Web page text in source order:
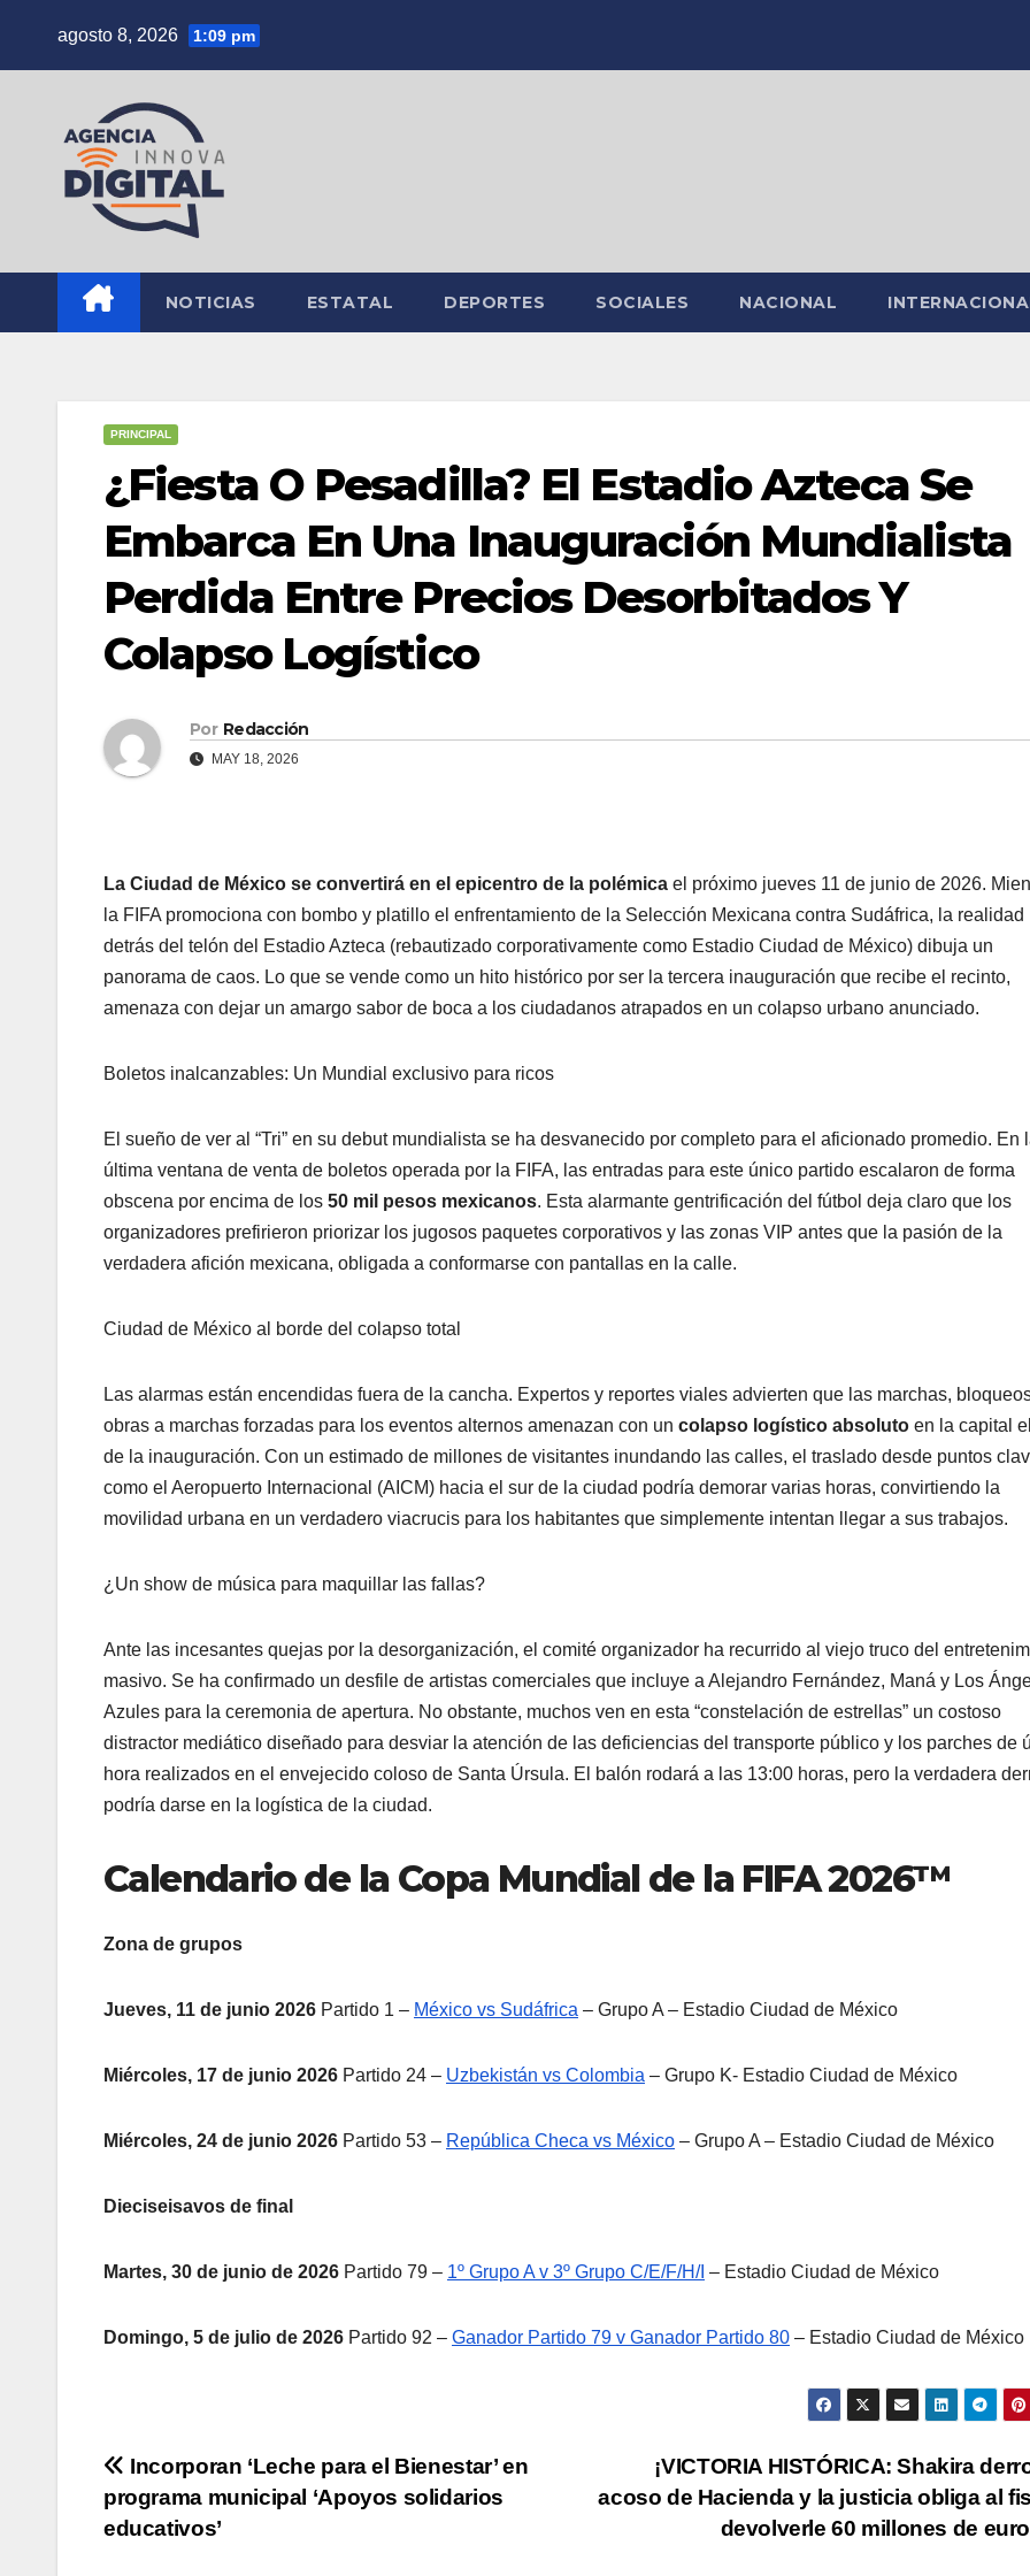
agosto 8, 2026 1:09 pm
NOTICIAS ESTATAL DEPORTES SOCIALES NACIONAL
PRINCIPAL
¿Fiesta O Pesadilla? El Estadio Azteca Se
Embarca En Una Inauguración Mundialista
Perdida Entre Precios Desorbitados Y
Colapso Logístico
Por Redacción
MAY 18, 2026
La Ciudad de México se convertirá en el epicentro de la polémica el próximo jueves 11 de junio de 2026.
la FIFA promociona con bombo y platillo el enfrentamiento de la Selección Mexicana contra Sudáfrica, la realidad
detrás del telón del Estadio Azteca (rebautizado corporativamente como Estadio Ciudad de México) dibuja un
panorama de caos. Lo que se vende como un hito histórico por ser la tercera inauguración que recibe el recinto,
amenaza con dejar un amargo sabor de boca a los ciudadanos atrapados en un colapso urbano anunciado.
Boletos inalcanzables: Un Mundial exclusivo para ricos
El sueño de ver al “Tri” en su debut mundialista se ha desvanecido por completo para el aficionado promedio. En
última ventana de venta de boletos operada por la FIFA, las entradas para este único partido escalaron de forma
obscena por encima de los 50 mil pesos mexicanos. Esta alarmante gentrificación del fútbol deja claro que los
organizadores prefirieron priorizar los jugosos paquetes corporativos y las zonas VIP antes que la pasión de la
verdadera afición mexicana, obligada a conformarse con pantallas en la calle.
Ciudad de México al borde del colapso total
Las alarmas están encendidas fuera de la cancha. Expertos y reportes viales advierten que las marchas,
obras a marchas forzadas para los eventos alternos amenazan con un colapso logístico absoluto en la capital
de la inauguración. Con un estimado de millones de visitantes inundando las calles, el traslado desde puntos
como el Aeropuerto Internacional (AICM) hacia el sur de la ciudad podría demorar varias horas, convirtiendo la
movilidad urbana en un verdadero viacrucis para los habitantes que simplemente intentan llegar a sus trabajos.
¿Un show de música para maquillar las fallas?
Ante las incesantes quejas por la desorganización, el comité organizador ha recurrido al viejo truco del
masivo. Se ha confirmado un desfile de artistas comerciales que incluye a Alejandro Fernández, Maná y Los
Azules para la ceremonia de apertura. No obstante, muchos ven en esta “constelación de estrellas” un costoso
distractor mediático diseñado para desviar la atención de las deficiencias del transporte público y los parches de
hora realizados en el envejecido coloso de Santa Úrsula. El balón rodará a las 13:00 horas, pero la verdadera
podría darse en la logística de la ciudad.
Calendario de la Copa Mundial de la FIFA 2026™
Zona de grupos
Jueves, 11 de junio 2026 Partido 1 – México vs Sudáfrica – Grupo A – Estadio Ciudad de México
Miércoles, 17 de junio 2026 Partido 24 – Uzbekistán vs Colombia – Grupo K- Estadio Ciudad de México
Miércoles, 24 de junio 2026 Partido 53 – República Checa vs México – Grupo A – Estadio Ciudad de México
Dieciseisavos de final
Martes, 30 de junio de 2026 Partido 79 – 1º Grupo A v 3º Grupo C/E/F/H/I – Estadio Ciudad de México
Domingo, 5 de julio de 2026 Partido 92 – Ganador Partido 79 v Ganador Partido 80 – Estadio Ciudad de México
Navegación
de
¡VICTORIA HISTÓRICA: Shakira
acoso de Hacienda y la justicia obliga al
devolverle 60 millones de
Incorporan ‘Leche para el Bienestar’ en
programa municipal ‘Apoyos solidarios
educativos’